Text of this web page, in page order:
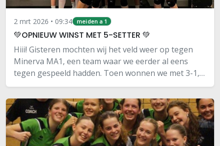
2 mrt 2026 • 09:34 meiden a 1
💚OPNIEUW WINST MET 5-SETTER 💚
Hiii! Gisteren mochten wij het veld weer op tegen
Minerva MA1, een team waar we eerder al eens
tegen gespeeld hadden. Toen wonnen we met 3-1,
dus we wisten dat het wel een leuk potje zou
kunnen worden! 🔥De eerste set begonnen we wat
stroef…